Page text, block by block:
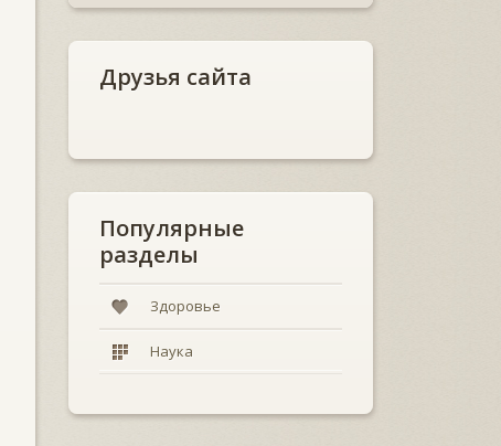
Друзья сайта
Популярные
разделы
Здоровье
Наука